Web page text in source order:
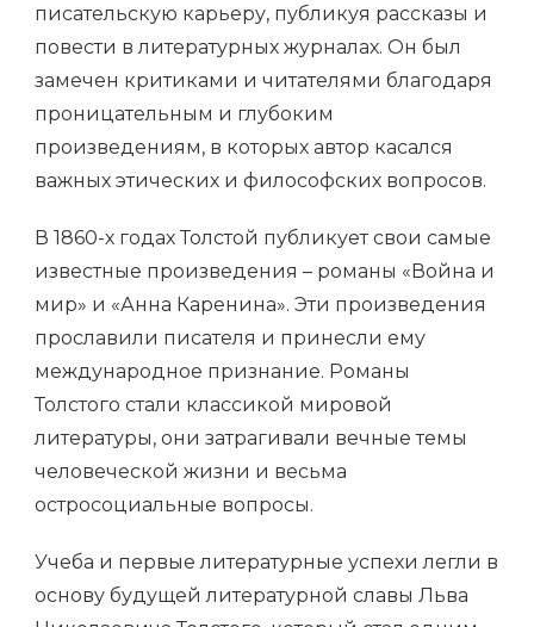
писательскую карьеру, публикуя рассказы и
повести в литературных журналах. Он был
замечен критиками и читателями благодаря
проницательным и глубоким
произведениям, в которых автор касался
важных этических и философских вопросов.
В 1860-х годах Толстой публикует свои самые
известные произведения – романы «Война и
мир» и «Анна Каренина». Эти произведения
прославили писателя и принесли ему
международное признание. Романы
Толстого стали классикой мировой
литературы, они затрагивали вечные темы
человеческой жизни и весьма
остросоциальные вопросы.
Учеба и первые литературные успехи легли в
основу будущей литературной славы Льва